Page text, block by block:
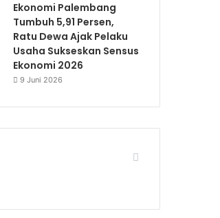
Ekonomi Palembang
Tumbuh 5,91 Persen,
Ratu Dewa Ajak Pelaku
Usaha Sukseskan Sensus
Ekonomi 2026
9 Juni 2026